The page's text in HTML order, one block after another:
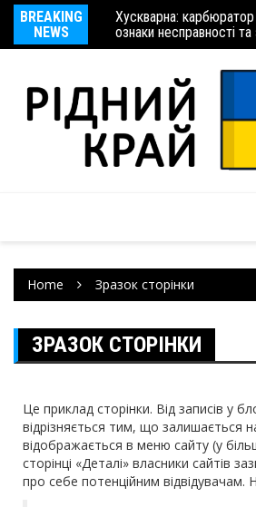
BREAKING
NEWS
місця
Хускварна:
ознаки несправності та
Home Зразок сторінки
ЗРАЗОК СТОРІНКИ
Це приклад сторінки. Від записів у
відрізняється тим, що залишається
відображається в меню сайту (у
сторінці «Деталі» власники сайтів
про себе потенційним відвідувачам.